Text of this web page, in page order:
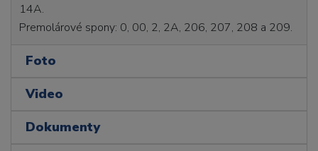
14A.
Premolárové spony: 0, 00, 2, 2A, 206, 207, 208 a 209.
Foto
Video
Dokumenty